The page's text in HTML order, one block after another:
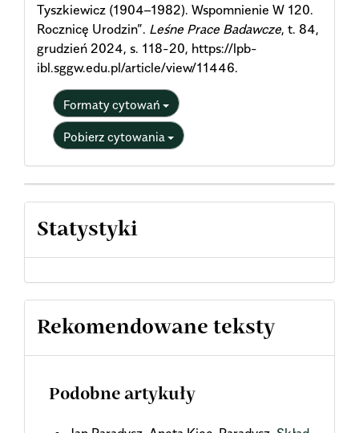
Tyszkiewicz (1904–1982). Wspomnienie W 120.
Rocznicę Urodzin”. Leśne Prace Badawcze, t. 84,
grudzień 2024, s. 118-20, https://lpb-
ibl.sggw.edu.pl/article/view/11446.
Formaty cytowań
Pobierz cytowania
Statystyki
Rekomendowane teksty
Podobne artykuły